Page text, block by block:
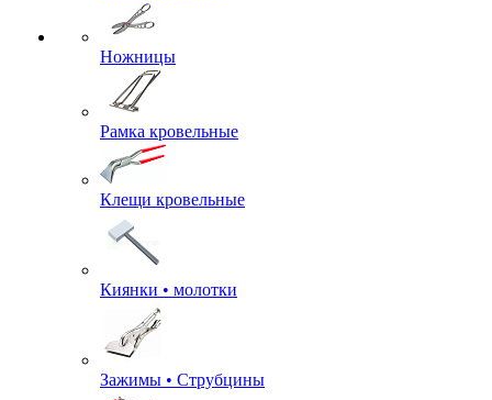
Ножницы
Рамка кровельные
Клещи кровельные
Киянки • молотки
Зажимы • Струбцины